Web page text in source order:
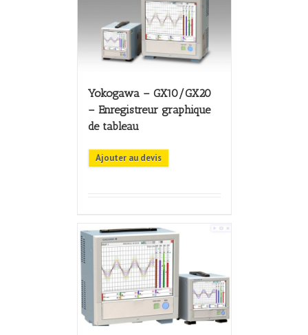
Yokogawa – GX10/GX20
– Enregistreur graphique
de tableau
Ajouter au devis